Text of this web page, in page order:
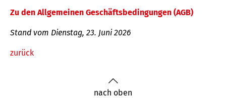
Zu den Allgemeinen Geschäftsbedingungen (AGB)
Stand vom Dienstag, 23. Juni 2026
zurück
nach oben